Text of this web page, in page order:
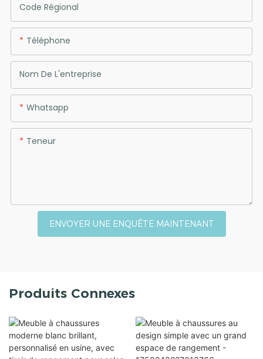
Code Régional
Téléphone
Nom De L'entreprise
Whatsapp
Teneur
ENVOYER UNE ENQUÊTE MAINTENANT
Produits Connexes